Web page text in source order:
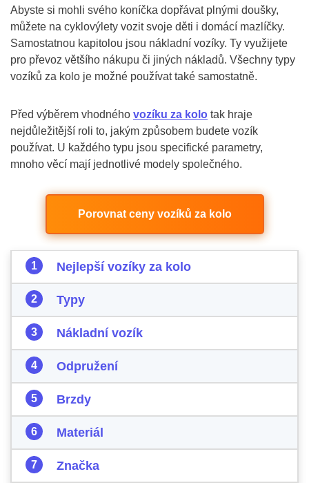
Abyste si mohli svého koníčka dopřávat plnými doušky,
můžete na cyklovýlety vozit svoje děti i domácí mazlíčky.
Samostatnou kapitolou jsou nákladní vozíky. Ty využijete
pro převoz většího nákupu či jiných nákladů. Všechny typy
vozíků za kolo je možné používat také samostatně.
Před výběrem vhodného vozíku za kolo tak hraje
nejdůležitější roli to, jakým způsobem budete vozík
používat. U každého typu jsou specifické parametry,
mnoho věcí mají jednotlivé modely společného.
Porovnat ceny vozíků za kolo
Nejlepší vozíky za kolo
Typy
Nákladní vozík
Odpružení
Brzdy
Materiál
Značka